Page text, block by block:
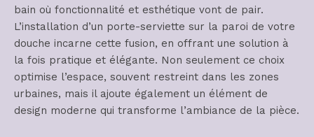
bain où fonctionnalité et esthétique vont de pair.
L’installation d’un porte-serviette sur la paroi de votre
douche incarne cette fusion, en offrant une solution à
la fois pratique et élégante. Non seulement ce choix
optimise l’espace, souvent restreint dans les zones
urbaines, mais il ajoute également un élément de
design moderne qui transforme l’ambiance de la pièce.